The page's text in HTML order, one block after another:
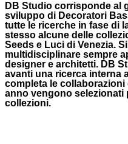
DB Studio corrisponde al
sviluppo di Decoratori
tutte le ricerche in fase di
stesso alcune delle
Seeds e Luci di Venezia.
multidisciplinare sempre
designer e architetti. DB
avanti una ricerca interna
completa le
anno vengono selezionati
collezioni.